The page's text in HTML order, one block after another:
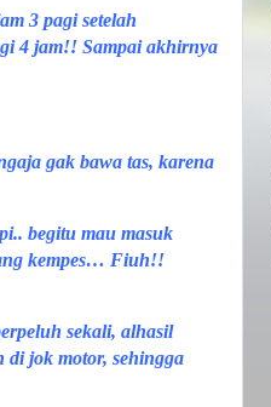
3 pagi setelah
4 jam!! Sampai akhirnya
gak bawa tas, karena
begitu mau masuk
kempes… Fiuh!!
sekali, alhasil
di jok motor, sehingga